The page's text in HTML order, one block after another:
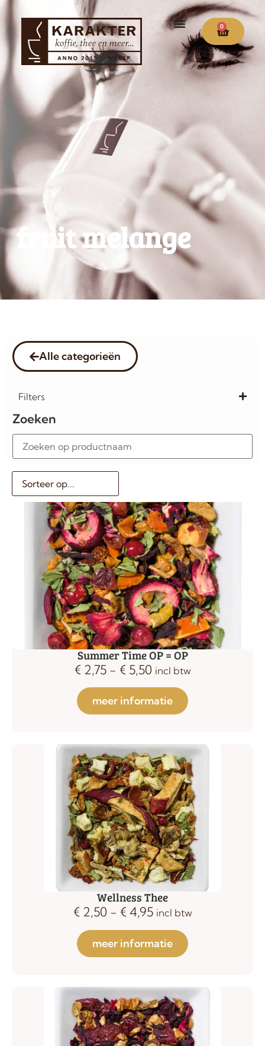
0
fruit melange
Alle categorieën
Filters
Zoeken
Summer Time OP = OP
€2,75 - €5,50 incl btw
meer informatie
Wellness Thee
€2,50 - €4,95 incl btw
meer informatie